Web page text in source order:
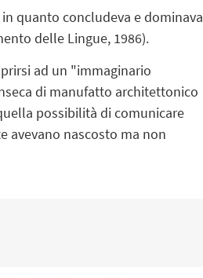
quanto concludeva e dominava
delle Lingue, 1986).
ad un "immaginario
di manufatto architettonico
possibilità di comunicare
avevano nascosto ma non